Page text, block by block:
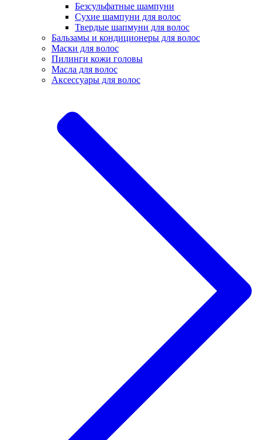
Безсульфатные шампуни
Сухие шампуни для волос
Твердые шапмуни для волос
Бальзамы и кондиционеры для волос
Маски для волос
Пилинги кожи головы
Масла для волос
Аксессуары для волос